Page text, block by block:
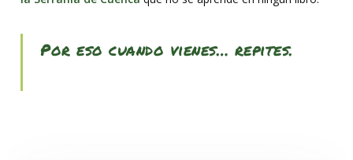
Por eso cuando vienes… repites.